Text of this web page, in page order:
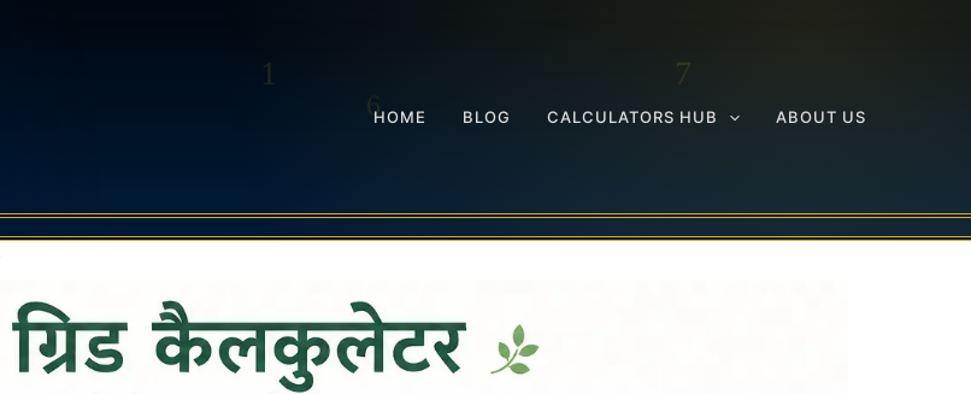
HOME BLOG CALCULATORS HUB ABOUT US